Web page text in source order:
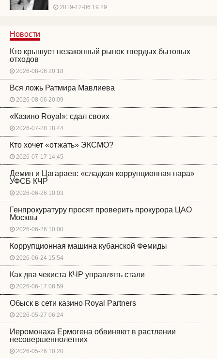
2019-12-06 19:29
Новости
Кто крышует незаконный рынок твердых бытовых
отходов
2026-08-06 20:18
Вся ложь Ратмира Мавлиева
2026-08-06 20:09
«Казино Royal»: сдал своих
2026-07-28 18:44
Кто хочет «отжать» ЭКСМО?
2026-07-17 14:45
Демин и Цагараев: «сладкая коррупционная пара»
УФСБ КЧР
2026-06-26 10:03
Генпрокуратуру просят проверить прокурора ЦАО
Москвы
2026-06-26 10:00
Коррупционная машина кубанской Фемиды
2026-06-24 15:54
Как два чекиста КЧР управлять стали
2026-06-17 08:59
Обыск в сети казино Royal Partners
2026-05-27 06:24
Иеромонаха Ермогена обвиняют в растлении
несовершеннолетних
2026-05-26 10:20